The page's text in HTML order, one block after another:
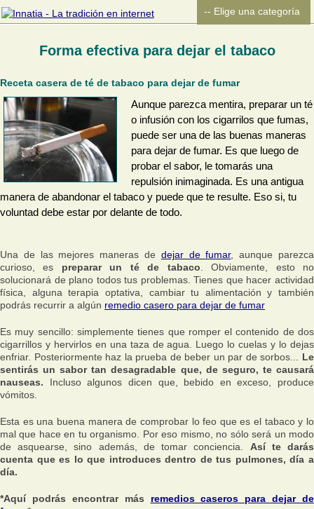
Forma efectiva para dejar el tabaco
Receta casera de té de tabaco para dejar de fumar
Aunque parezca mentira, preparar un té
o infusión con los cigarrilos que fumas,
puede ser una de las buenas maneras
para dejar de fumar. Es que luego de
probar el sabor, le tomarás una
repulsión inimaginada. Es una antigua
manera de abandonar el tabaco y puede que te resulte. Eso si, tu
voluntad debe estar por delante de todo.
Una de las mejores maneras de dejar de fumar, aunque parezca
curioso, es preparar un té de tabaco . Obviamente, esto no
solucionará de plano todos tus problemas. Tienes que hacer actividad
física, alguna terapia optativa, cambiar tu alimentación y también
podrás recurrir a algún remedio casero para dejar de fumar
Es muy sencillo: simplemente tienes que romper el contenido de dos
cigarrillos y hervirlos en una taza de agua. Luego lo cuelas y lo dejas
enfriar. Posteriormente haz la prueba de beber un par de sorbos... Le
sentirás un sabor tan desagradable que, de seguro, te causará
nauseas. Incluso algunos dicen que, bebido en exceso, produce
vómitos.
Esta es una buena manera de comprobar lo feo que es el tabaco y lo
mal que hace en tu organismo. Por eso mismo, no sólo será un modo
de asquearse, sino además, de tomar conciencia. Así te darás
cuenta que es lo que introduces dentro de tus pulmones, día a
día.
*Aquí podrás encontrar más remedios caseros para dejar de